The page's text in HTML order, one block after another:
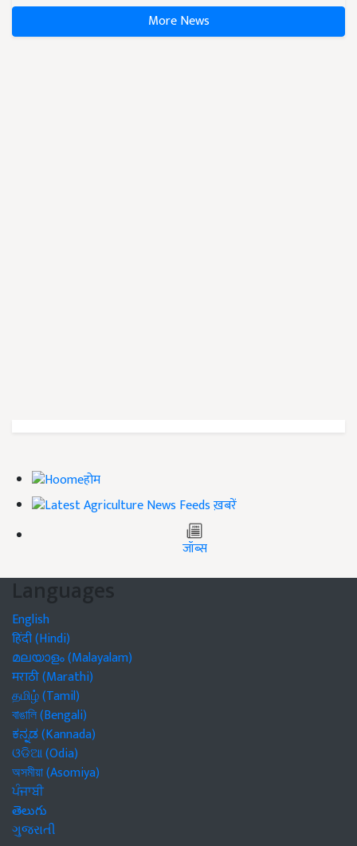
More News
होम
ख़बरें
जॉब्स
Languages
English
हिंदी (Hindi)
മലയാളം (Malayalam)
मराठी (Marathi)
தமிழ் (Tamil)
বাঙালি (Bengali)
ಕನ್ನಡ (Kannada)
ଓଡିଆ (Odia)
অসমীয়া (Asomiya)
ਪੰਜਾਬੀ
తెలుగు
ગુજરાતી